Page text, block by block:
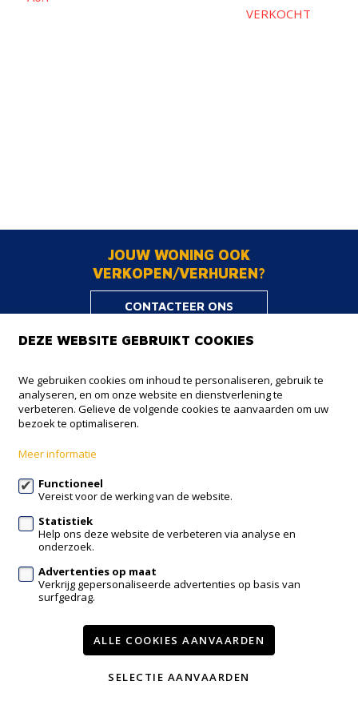
VERKOCHT
JOUW WONING OOK
VERKOPEN/VERHUREN?
CONTACTEER ONS
NOBIS+
Onze Lieve Vrouwstraat 18
3050 Oud-Heverlee
info@nobisplus.be
Volg ons op:
Te koop Nieuwbouw
Nieuws
DEZE WEBSITE GEBRUIKT COOKIES
We gebruiken cookies om inhoud te personaliseren, gebruik te
analyseren, en om onze website en dienstverlening te
verbeteren. Gelieve de volgende cookies te aanvaarden om uw
bezoek te optimaliseren.
Meer informatie
Functioneel
Vereist voor de werking van de website.
Statistiek
Help ons deze website de verbeteren via analyse en
onderzoek.
Advertenties op maat
Verkrijg gepersonaliseerde advertenties op basis van
surfgedrag.
ALLE COOKIES AANVAARDEN
SELECTIE AANVAARDEN